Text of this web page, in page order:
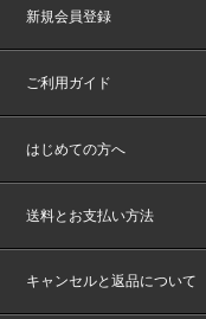
新規会員登録
ご利用ガイド
はじめての方へ
送料とお支払い方法
キャンセルと返品について